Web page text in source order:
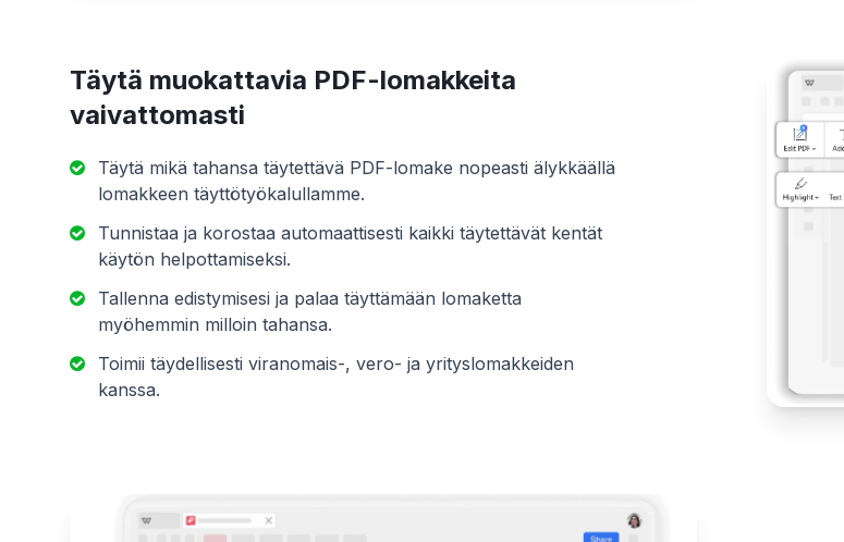
Täytä muokattavia PDF-lomakkeita
vaivattomasti
Täytä mikä tahansa täytettävä PDF-lomake nopeasti älykkäällä
lomakkeen täyttötyökalullamme.
Tunnistaa ja korostaa automaattisesti kaikki täytettävät kentät
käytön helpottamiseksi.
Tallenna edistymisesi ja palaa täyttämään lomaketta
myöhemmin milloin tahansa.
Toimii täydellisesti viranomais-, vero- ja yrityslomakkeiden
kanssa.